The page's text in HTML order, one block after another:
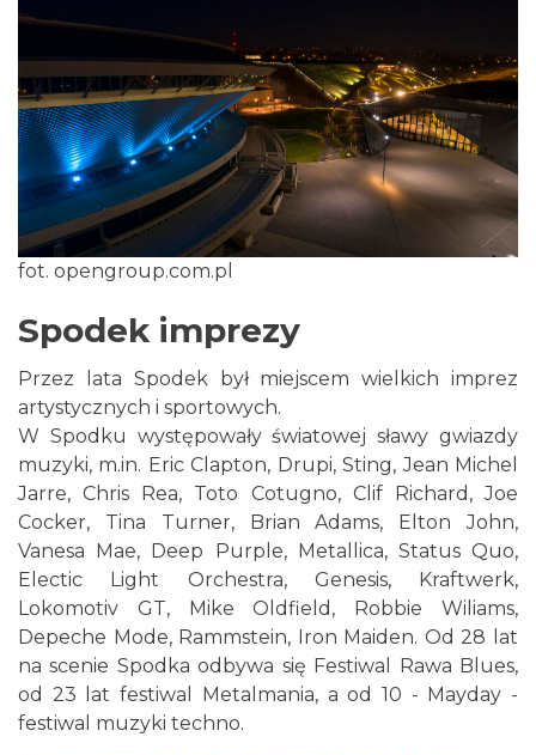
fot. opengroup.com.pl
Spodek imprezy
Przez lata Spodek był miejscem wielkich imprez
artystycznych i sportowych.
W Spodku występowały światowej sławy gwiazdy
muzyki, m.in. Eric Clapton, Drupi, Sting, Jean Michel
Jarre, Chris Rea, Toto Cotugno, Clif Richard, Joe
Cocker, Tina Turner, Brian Adams, Elton John,
Vanesa Mae, Deep Purple, Metallica, Status Quo,
Electic Light Orchestra, Genesis, Kraftwerk,
Lokomotiv GT, Mike Oldfield, Robbie Wiliams,
Depeche Mode, Rammstein, Iron Maiden. Od 28 lat
na scenie Spodka odbywa się Festiwal Rawa Blues,
od 23 lat festiwal Metalmania, a od 10 - Mayday -
festiwal muzyki techno.